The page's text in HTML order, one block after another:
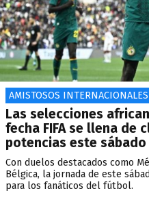
AMISTOSOS INTERNACIONALES
Las selecciones
fecha FIFA se llena de
potencias este sábado
Con duelos destacados como
Bélgica, la jornada de este
para los fanáticos del fútbol.